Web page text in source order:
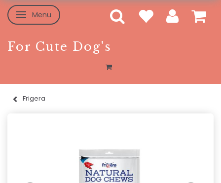
Toggle navigation
Menu
For Cute Dog's
Frigera